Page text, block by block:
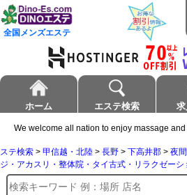
全国メンズエステ
ホーム エステ検索
We welcome all nation to enjoy massage and
ステ検索 > 甲信越・北陸 > 長野 > 下高井郡 > 夜
ジ・アカスリ・整体院・タイ古式・リラクゼー